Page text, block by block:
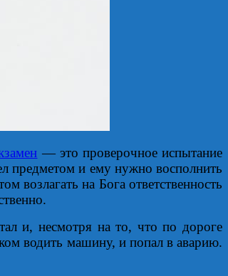
— это проверочное испытание
предметом и ему нужно восполнить
возлагать на Бога ответственность
и, несмотря на то, что по дороге
водить машину, и попал в аварию.